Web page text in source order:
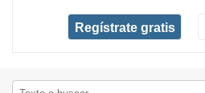
Regístrate gratis